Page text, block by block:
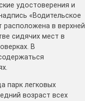
удостоверения и
«Водительское
расположена в верхней
сидячих мест в
В
парк легковых
возраст всех